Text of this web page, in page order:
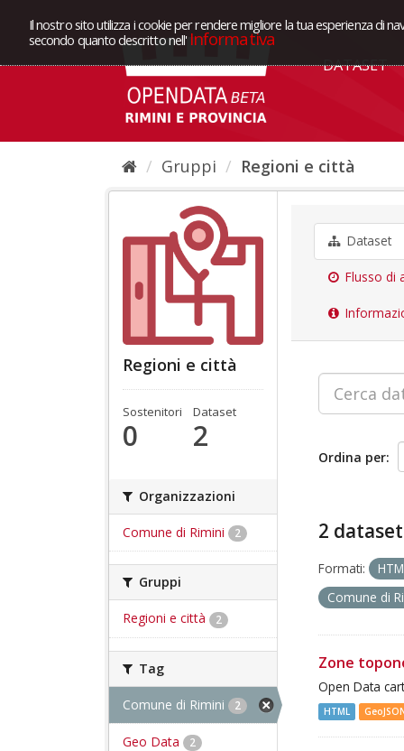
Il nostro sito utilizza i cookie per rendere migliore la tua esperienza di
secondo quanto descritto nell' Informativa
DATASET
Gruppi Regioni e città
Regioni e città
Sostenitori
0
Dataset
2
Organizzazioni
Comune di Rimini 2
Gruppi
Regioni e città 2
Tag
Comune di Rimini 2
Geo Data 2
Dataset
Flusso di
Ordina per
2
Formati:
Comune di
Zone
Open Data
HTML